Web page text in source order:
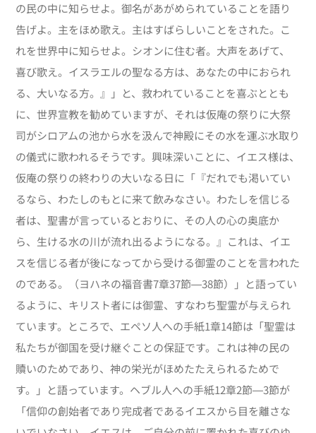
の民の中に知らせよ。御名があがめられていることを語り
告げよ。主をほめ歌え。主はすばらしいことをされた。こ
れを世界中に知らせよ。シオンに住む者。大声をあげて、
喜び歌え。イスラエルの聖なる方は、あなたの中におられ
る、大いなる方。』」と、救われていることを喜ぶととも
に、世界宣教を勧めていますが、それは仮庵の祭りに大祭
司がシロアムの池から水を汲んで神殿にその水を運ぶ水取り
の儀式に歌われるそうです。興味深いことに、イエス様は、
仮庵の祭りの終わりの大いなる日に「『だれでも渇いてい
るなら、わたしのもとに来て飲みなさい。わたしを信じる
者は、聖書が言っているとおりに、その人の心の奥底か
ら、生ける水の川が流れ出るようになる。』これは、イエ
スを信じる者が後になってから受ける御霊のことを言われた
のである。（ヨハネの福音書7章37節―38節）」と語ってい
るように、キリスト者には御霊、すなわち聖霊が与えられ
ています。ところで、エペソ人への手紙1章14節は「聖霊は
私たちが御国を受け継ぐことの保証です。これは神の民の
贖いのためであり、神の栄光がほめたたえられるためで
す。」と語っています。ヘブル人への手紙12章2節―3節が
「信仰の創始者であり完成者であるイエスから目を離さな